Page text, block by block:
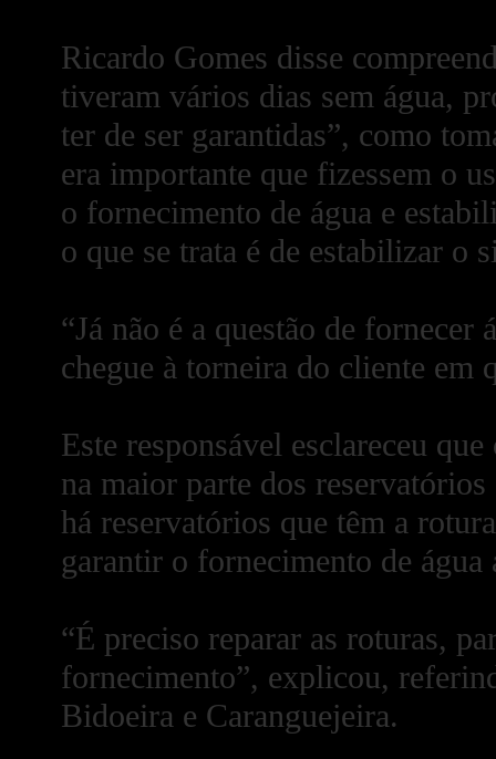
Ricardo Gomes disse
tiveram vários dias sem água,
ter de ser garantidas”, como
era importante que fizessem o
o fornecimento de água e
o que se trata é de estabilizar o
“Já não é a questão de
chegue à torneira do cliente em
Este responsável esclareceu
na maior parte dos
há reservatórios que têm a
garantir o fornecimento de água
“É preciso reparar as roturas,
fornecimento”, explicou,
Bidoeira e Caranguejeira.